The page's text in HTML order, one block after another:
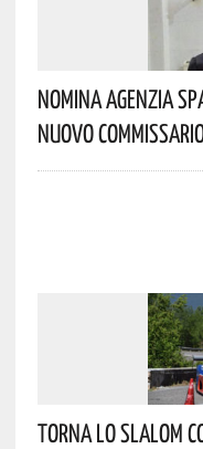
Nomina Agenzia
Nuovo
Torna Lo Slalom